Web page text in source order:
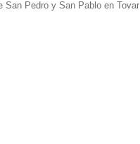
San Pedro y San Pablo en Tovar